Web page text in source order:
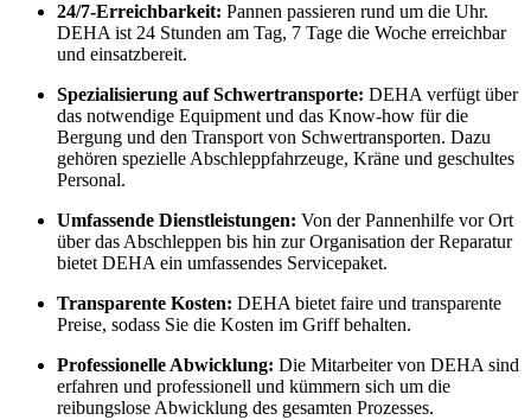
24/7-Erreichbarkeit: Pannen passieren rund um die Uhr.
DEHA ist 24 Stunden am Tag, 7 Tage die Woche erreichbar
und einsatzbereit.
Spezialisierung auf Schwertransporte: DEHA verfügt über
das notwendige Equipment und das Know-how für die
Bergung und den Transport von Schwertransporten. Dazu
gehören spezielle Abschleppfahrzeuge, Kräne und geschultes
Personal.
Umfassende Dienstleistungen: Von der Pannenhilfe vor Ort
über das Abschleppen bis hin zur Organisation der Reparatur
bietet DEHA ein umfassendes Servicepaket.
Transparente Kosten: DEHA bietet faire und transparente
Preise, sodass Sie die Kosten im Griff behalten.
Professionelle Abwicklung: Die Mitarbeiter von DEHA sind
erfahren und professionell und kümmern sich um die
reibungslose Abwicklung des gesamten Prozesses.